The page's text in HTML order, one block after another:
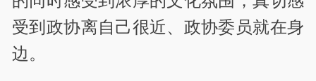
受到政协离自己很近、政协委员就在身
边。